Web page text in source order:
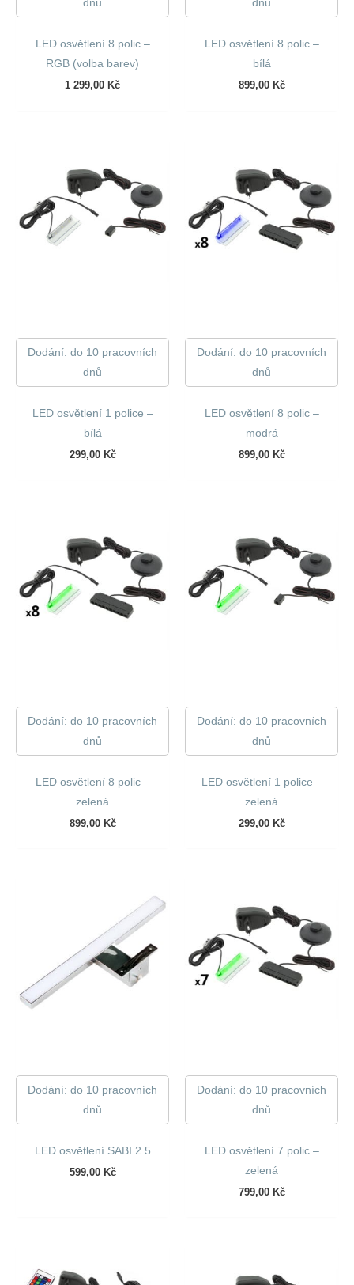
dnů
LED osvětlení 8 polic –
RGB (volba barev)
1 299,00 Kč
dnů
LED osvětlení 8 polic –
bílá
899,00 Kč
Dodání: do 10 pracovních
dnů
LED osvětlení 1 police –
bílá
299,00 Kč
Dodání: do 10 pracovních
dnů
LED osvětlení 8 polic –
modrá
899,00 Kč
Dodání: do 10 pracovních
dnů
LED osvětlení 8 polic –
zelená
899,00 Kč
Dodání: do 10 pracovních
dnů
LED osvětlení 1 police –
zelená
299,00 Kč
Dodání: do 10 pracovních
dnů
LED osvětlení SABI 2.5
599,00 Kč
Dodání: do 10 pracovních
dnů
LED osvětlení 7 polic –
zelená
799,00 Kč